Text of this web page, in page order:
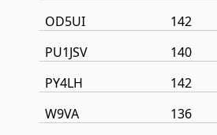
OD5UI
142
PU1JSV
140
PY4LH
142
W9VA
136